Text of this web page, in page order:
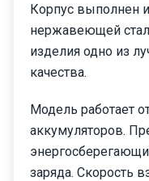
Корпус выполнен
нержавеющей
изделия одно из
качества.
Модель работает
аккумуляторов.
заряда. Скорость